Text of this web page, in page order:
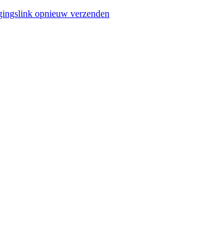
opnieuw verzenden